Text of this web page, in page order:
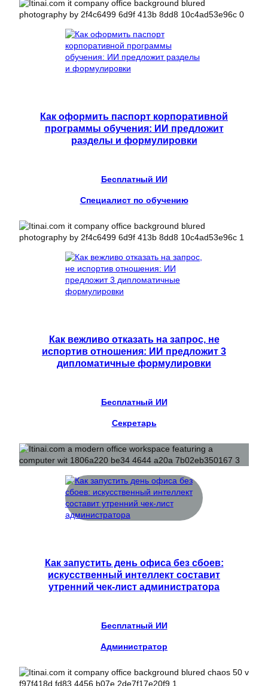
Как оформить паспорт корпоративной
программы обучения: ИИ предложит
разделы и формулировки
Бесплатный ИИ
Специалист по обучению
Как вежливо отказать на запрос, не
испортив отношения: ИИ предложит 3
дипломатичные формулировки
Бесплатный ИИ
Секретарь
Как запустить день офиса без сбоев:
искусственный интеллект составит
утренний чек-лист администратора
Бесплатный ИИ
Администратор